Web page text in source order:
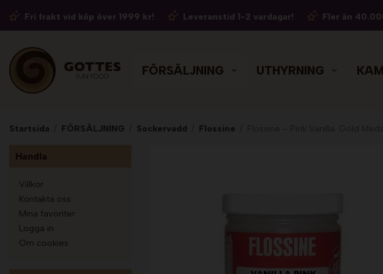
Fri frakt vid köp över 1999 kr! Leveranstid 1-2 vardagar! Fler än
FÖRSÄLJNING UTHYRNING
Startsida FÖRSÄLJNING Sockervadd Flossine
Handla
Villkor
Kontakta oss
Mina favoriter
Logga in
Om cookies